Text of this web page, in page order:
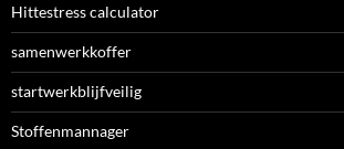
Hittestress calculator
samenwerkkoffer
startwerkblijfveilig
Stoffenmannager